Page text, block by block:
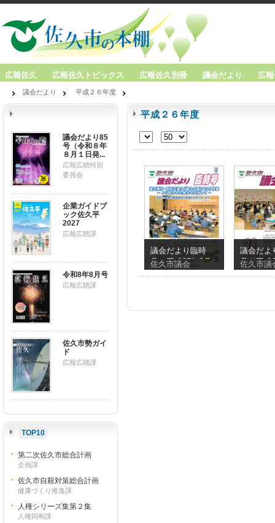
広報佐久 広報佐久トピックス 広報佐久別冊 議会だより 広
議会だより 平成２６年度
議会だより85
号（令和８年
８月１日発...
広報広聴特別
委員会
企業ガイドブ
ック佐久平
2027
広報広聴課
令和8年8月号
広報広聴課
佐久市勢ガイ
ド
広報広聴課
TOP10
第二次佐久市総合計画
企画課
佐久市自殺対策総合計画
健康づくり推進課
人権シリーズ集第２集
人権同和課
平成２６年度
議会だより臨時
号（平成27年3月
1日発行）
佐久市議会
議会だよ
号（平成
1日発行
佐久市議